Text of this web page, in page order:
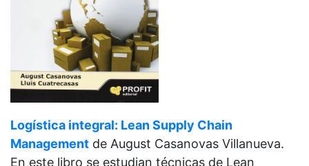
Logística integral: Lean Supply Chain
Management de August Casanovas Villanueva.
En este libro se estudian técnicas de Lean